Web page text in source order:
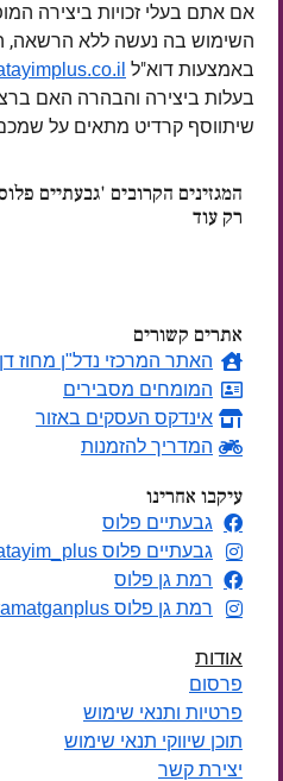
אם אתם בעלי זכויות ביצירה
השימוש בה נעשה ללא הרשאה,
באמצעות דוא"ל
בעלות ביצירה והבהרה האם
שיתווסף קרדיט מתאים על
המגזינים הקרובים 'גבעתיים
רק עוד
אתרים קשורים
האתר המרכזי נדל"ן מחוז דן
המומחים מסבירים
אינדקס העסקים באזור
המדריך להזמנות
עיקבו אחרינו
גבעתיים פלוס
גבעתיים פלוס givatayim_plus
רמת גן פלוס
רמת גן פלוס ramatganplus
אודות
פרסום
פרטיות ותנאי שימוש
תוכן שיווקי תנאי שימוש
יצירת קשר